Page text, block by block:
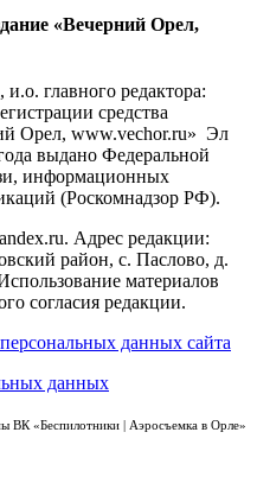
«Вечерний Орел,
главного редактора:
средства
Орел, www.vechor.ru» Эл
выдано Федеральной
информационных
(Роскомнадзор РФ).
Адрес редакции:
район, с. Паслово, д.
материалов
согласия редакции.
данных сайта
данных
ВК «Беспилотники | Аэросъемка в Орле»